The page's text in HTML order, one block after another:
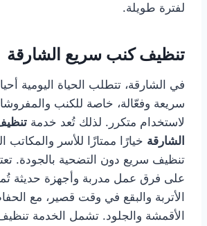
لفترة طويلة.
تنظيف كنب سريع الشارقة
في الشارقة، تتطلب الحياة اليومية
سريعة وفعّالة، خاصة للكنب
لاستخدام متكرر. لذلك تُعد خدمة
الشارقة خيارًا ممتازًا للأسر والمكاتب
تنظيف سريع دون التضحية بالجودة.
على فرق عمل مدربة وأجهزة حديثة
الأتربة والبقع في وقت قصير، مع
الأقمشة والجلود. تشمل الخدمة